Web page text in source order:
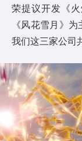
荣提议开发《
《风花雪月》
我们这三家公司